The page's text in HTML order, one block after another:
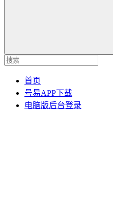
首页
号易APP下载
电脑版后台登录